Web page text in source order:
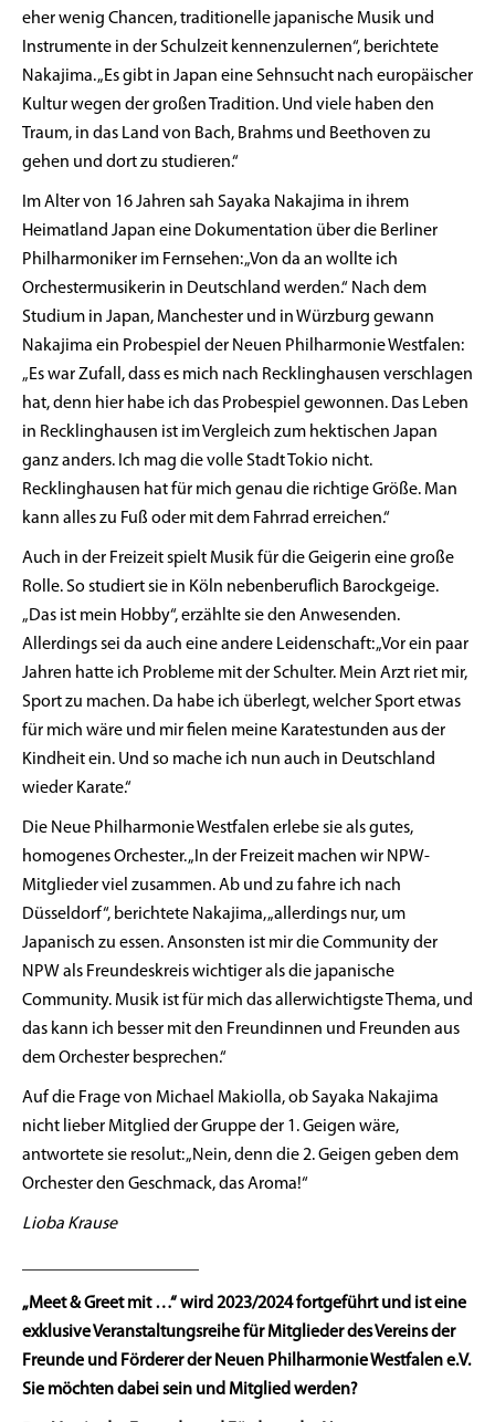
eher wenig Chancen, traditionelle japanische Musik und
Instrumente in der Schulzeit kennenzulernen“, berichtete
Nakajima. „Es gibt in Japan eine Sehnsucht nach europäischer
Kultur wegen der großen Tradition. Und viele haben den
Traum, in das Land von Bach, Brahms und Beethoven zu
gehen und dort zu studieren.“
Im Alter von 16 Jahren sah Sayaka Nakajima in ihrem
Heimatland Japan eine Dokumentation über die Berliner
Philharmoniker im Fernsehen: „Von da an wollte ich
Orchestermusikerin in Deutschland werden.“ Nach dem
Studium in Japan, Manchester und in Würzburg gewann
Nakajima ein Probespiel der Neuen Philharmonie Westfalen:
„Es war Zufall, dass es mich nach Recklinghausen verschlagen
hat, denn hier habe ich das Probespiel gewonnen. Das Leben
in Recklinghausen ist im Vergleich zum hektischen Japan
ganz anders. Ich mag die volle Stadt Tokio nicht.
Recklinghausen hat für mich genau die richtige Größe. Man
kann alles zu Fuß oder mit dem Fahrrad erreichen.“
Auch in der Freizeit spielt Musik für die Geigerin eine große
Rolle. So studiert sie in Köln nebenberuflich Barockgeige.
„Das ist mein Hobby“, erzählte sie den Anwesenden.
Allerdings sei da auch eine andere Leidenschaft: „Vor ein paar
Jahren hatte ich Probleme mit der Schulter. Mein Arzt riet mir,
Sport zu machen. Da habe ich überlegt, welcher Sport etwas
für mich wäre und mir fielen meine Karatestunden aus der
Kindheit ein. Und so mache ich nun auch in Deutschland
wieder Karate.“
Die Neue Philharmonie Westfalen erlebe sie als gutes,
homogenes Orchester. „In der Freizeit machen wir NPW-
Mitglieder viel zusammen. Ab und zu fahre ich nach
Düsseldorf“, berichtete Nakajima, „allerdings nur, um
Japanisch zu essen. Ansonsten ist mir die Community der
NPW als Freundeskreis wichtiger als die japanische
Community. Musik ist für mich das allerwichtigste Thema, und
das kann ich besser mit den Freundinnen und Freunden aus
dem Orchester besprechen.“
Auf die Frage von Michael Makiolla, ob Sayaka Nakajima
nicht lieber Mitglied der Gruppe der 1. Geigen wäre,
antwortete sie resolut: „Nein, denn die 2. Geigen geben dem
Orchester den Geschmack, das Aroma!“
Lioba Krause
„Meet & Greet mit …“ wird 2023/2024 fortgeführt und ist eine
exklusive Veranstaltungsreihe für Mitglieder des Vereins der
Freunde und Förderer der Neuen Philharmonie Westfalen e.V.
Sie möchten dabei sein und Mitglied werden?